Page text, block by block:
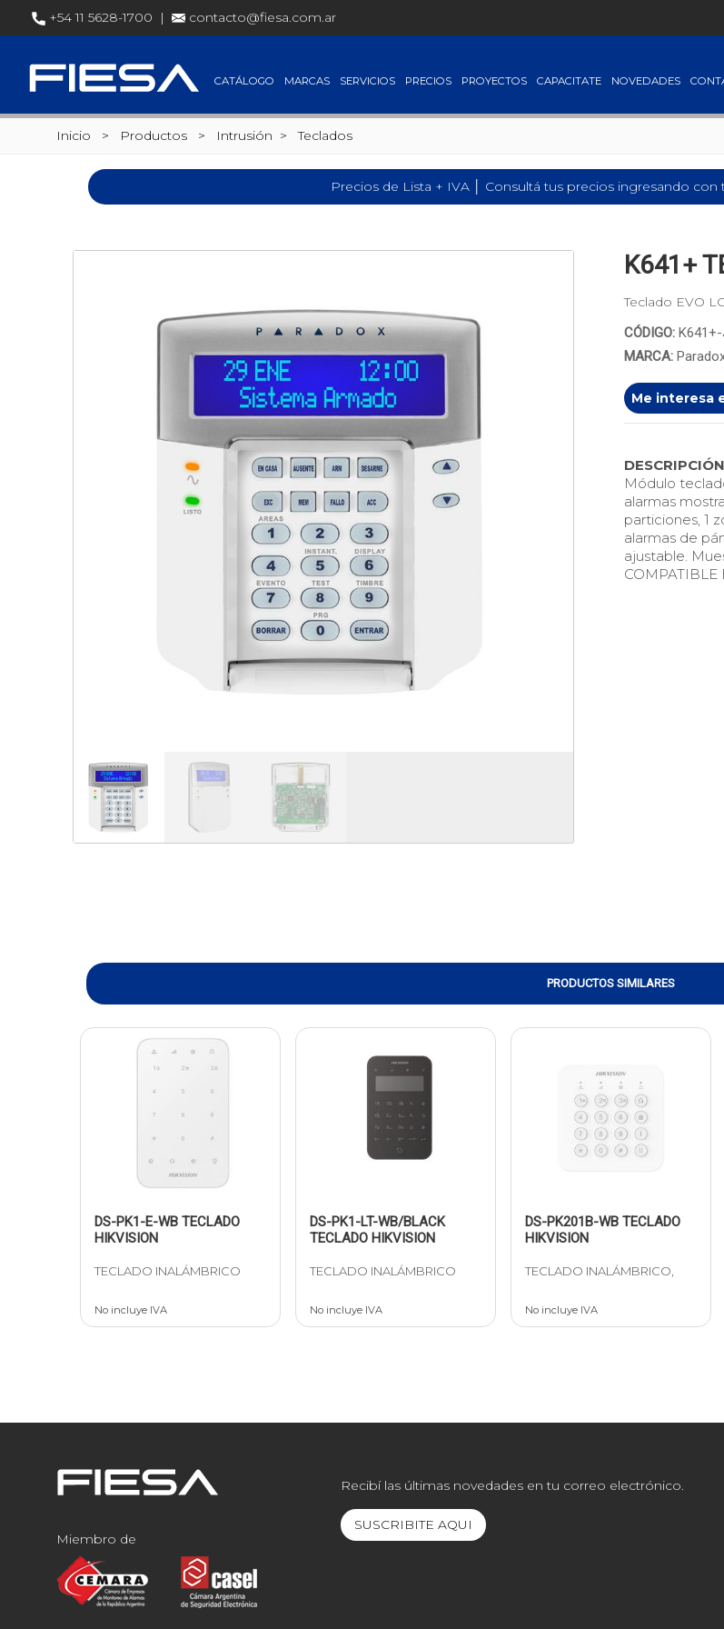
+54 11 5628-1700 | contacto@fiesa.com.ar
CATÁLOGO MARCAS SERVICIOS PRECIOS PROYECTOS CAPACITATE NOVEDADES
Inicio > Productos > Intrusión >Teclados
Precios de Lista + IVA │ Consultá tus precios ingresando con
K641+
Teclado EVO
CÓDIGO:
MARCA:
Me interesa
DESCRIPCIÓN
Módulo
alarmas
particiones, 1
alarmas de
ajustable.
COMPATIBLE
PRODUCTOS SIMILARES
DS-PK1-E-WB TECLADO
HIKVISION
TECLADO INALÁMBRICO
No incluye IVA
DS-PK1-LT-WB/BLACK
TECLADO HIKVISION
TECLADO INALÁMBRICO
No incluye IVA
DS-PK201B-WB TECLADO
HIKVISION
TECLADO INALÁMBRICO,
No incluye IVA
Miembro de
Recibí las últimas novedades en tu correo electrónico.
SUSCRIBITE AQUI